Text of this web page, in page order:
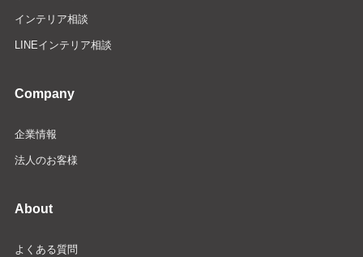
インテリア相談
LINEインテリア相談
Company
企業情報
法人のお客様
About
よくある質問